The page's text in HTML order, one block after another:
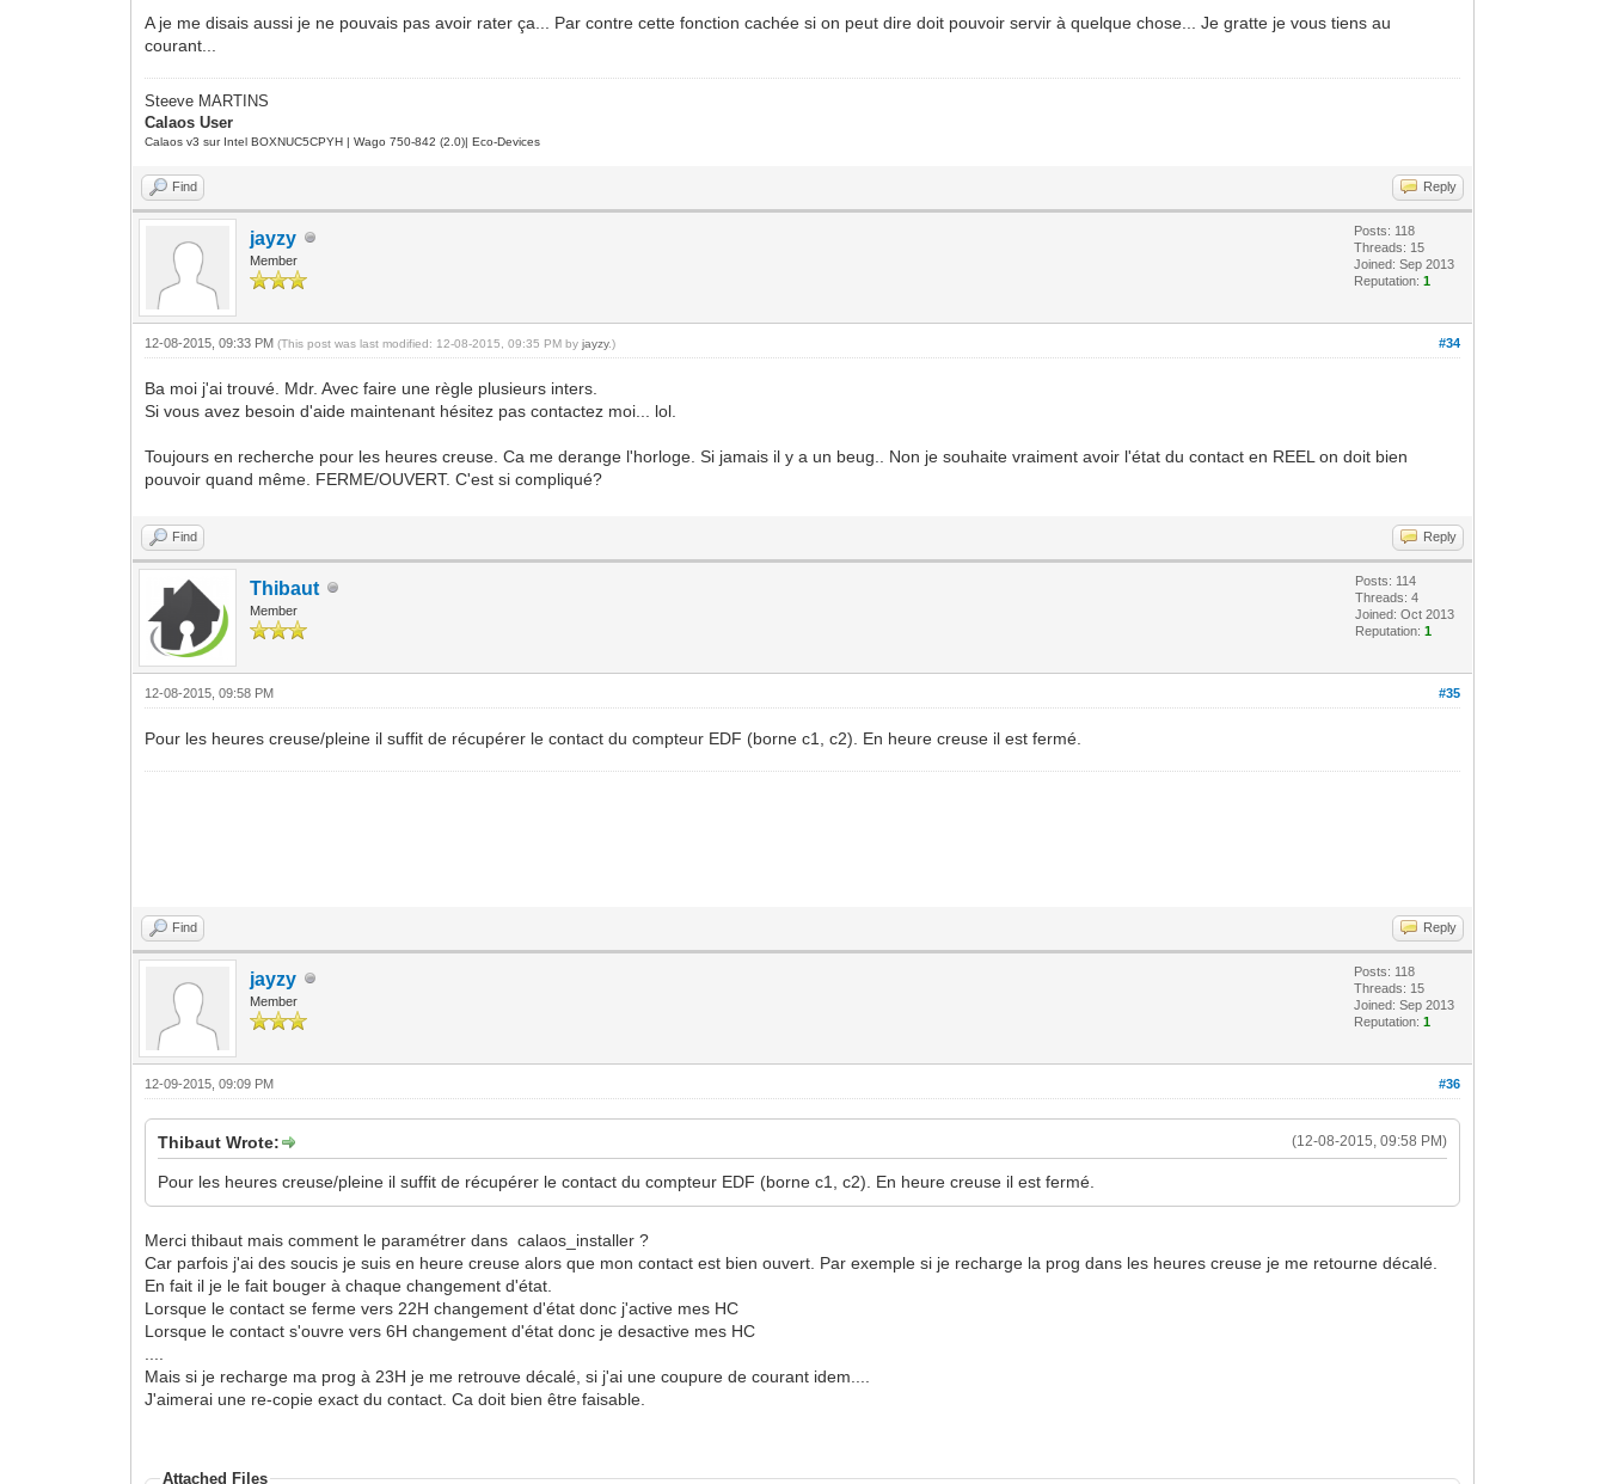
A je me disais aussi je ne pouvais pas avoir rater ça... Par contre cette fonction cachée si on peut dire doit pouvoir servir à quelque chose... Je gratte je vous tiens au
courant...
Steeve MARTINS
Calaos User
Calaos v3 sur Intel BOXNUC5CPYH | Wago 750-842 (2.0)| Eco-Devices
Find Reply
jayzy
Member
Posts: 118
Threads: 15
Joined: Sep 2013
Reputation:1
#34
12-08-2015, 09:33 PM(This post was last modified: 12-08-2015, 09:35 PM byjayzy.)
Ba moi j'ai trouvé. Mdr. Avec faire une règle plusieurs inters.
Si vous avez besoin d'aide maintenant hésitez pas contactez moi... lol.
Toujours en recherche pour les heures creuse. Ca me derange l'horloge. Si jamais il y a un beug.. Non je souhaite vraiment avoir l'état du contact en REEL on doit bien
pouvoir quand même. FERME/OUVERT. C'est si compliqué?
Find Reply
Thibaut
Member
Posts: 114
Threads: 4
Joined: Oct 2013
Reputation:1
#35
12-08-2015, 09:58 PM
Pour les heures creuse/pleine il suffit de récupérer le contact du compteur EDF (borne c1, c2). En heure creuse il est fermé.
Find Reply
jayzy
Member
Posts: 118
Threads: 15
Joined: Sep 2013
Reputation:1
#36
12-09-2015, 09:09 PM
(12-08-2015, 09:58 PM)
Thibaut Wrote:
Pour les heures creuse/pleine il suffit de récupérer le contact du compteur EDF (borne c1, c2). En heure creuse il est fermé.
Merci thibaut mais comment le paramétrer dans calaos_installer ?
Car parfois j'ai des soucis je suis en heure creuse alors que mon contact est bien ouvert. Par exemple si je recharge la prog dans les heures creuse je me retourne décalé.
En fait il je le fait bouger à chaque changement d'état.
Lorsque le contact se ferme vers 22H changement d'état donc j'active mes HC
Lorsque le contact s'ouvre vers 6H changement d'état donc je desactive mes HC
Mais si je recharge ma prog à 23H je me retrouve décalé, si j'ai une coupure de courant idem....
J'aimerai une re-copie exact du contact. Ca doit bien être faisable.
Attached Files